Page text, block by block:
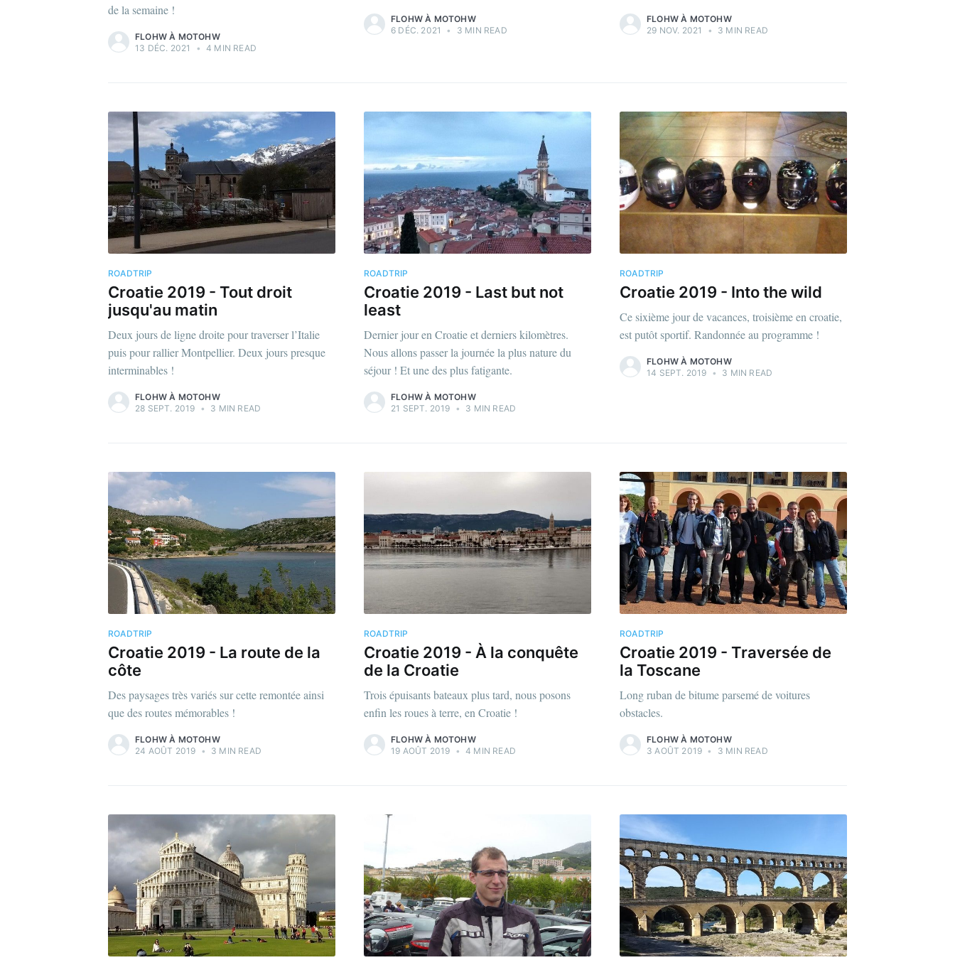
de la semaine !
FLOHW À MOTOHW
13 DÉC. 2021
• 4 MIN READ
FLOHW À MOTOHW
6 DÉC. 2021
• 3 MIN READ
FLOHW À MOTOHW
29 NOV. 2021
• 3 MIN READ
ROADTRIP
Croatie 2019 - Tout droit
jusqu'au matin
Deux jours de ligne droite pour traverser l’Italie
puis pour rallier Montpellier. Deux jours presque
interminables !
FLOHW À MOTOHW
28 SEPT. 2019 • 3 MIN READ
ROADTRIP
Croatie 2019 - Last but not
least
Dernier jour en Croatie et derniers kilomètres.
Nous allons passer la journée la plus nature du
séjour ! Et une des plus fatigante.
FLOHW À MOTOHW
21 SEPT. 2019 • 3 MIN READ
ROADTRIP
Croatie 2019 - Into the wild
Ce sixième jour de vacances, troisième en croatie,
est putôt sportif. Randonnée au programme !
FLOHW À MOTOHW
14 SEPT. 2019 • 3 MIN READ
ROADTRIP
Croatie 2019 - La route de la
côte
Des paysages très variés sur cette remontée ainsi
que des routes mémorables !
FLOHW À MOTOHW
24 AOÛT 2019 • 3 MIN READ
ROADTRIP
Croatie 2019 - À la conquête
de la Croatie
Trois épuisants bateaux plus tard, nous posons
enfin les roues à terre, en Croatie !
FLOHW À MOTOHW
19 AOÛT 2019 • 4 MIN READ
ROADTRIP
Croatie 2019 - Traversée de
la Toscane
Long ruban de bitume parsemé de voitures
obstacles.
FLOHW À MOTOHW
3 AOÛT 2019 • 3 MIN READ